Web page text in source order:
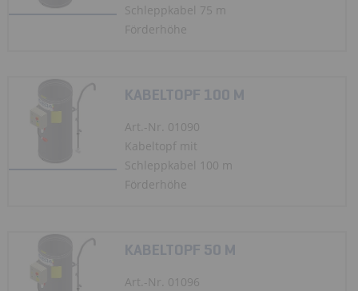
Schleppkabel 75 m
Förderhöhe
KABELTOPF 100 M
Art.-Nr. 01090
Kabeltopf mit
Schleppkabel 100 m
Förderhöhe
KABELTOPF 50 M
Art.-Nr. 01096